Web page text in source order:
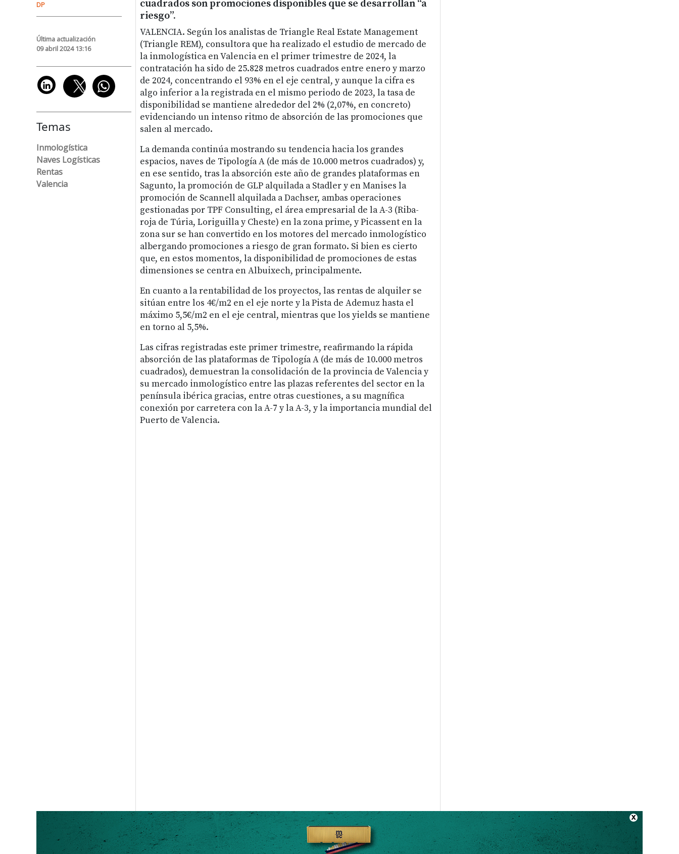
DP
Última actualización
09 abril 2024 13:16
Temas
Inmologística
Naves Logísticas
Rentas
Valencia
cuadrados son promociones disponibles que se desarrollan “a
riesgo”.
VALENCIA. Según los analistas de Triangle Real Estate Management
(Triangle REM), consultora que ha realizado el estudio de mercado de
la inmologística en Valencia en el primer trimestre de 2024, la
contratación ha sido de 25.828 metros cuadrados entre enero y marzo
de 2024, concentrando el 93% en el eje central, y aunque la cifra es
algo inferior a la registrada en el mismo periodo de 2023, la tasa de
disponibilidad se mantiene alrededor del 2% (2,07%, en concreto)
evidenciando un intenso ritmo de absorción de las promociones que
salen al mercado.
La demanda continúa mostrando su tendencia hacia los grandes
espacios, naves de Tipología A (de más de 10.000 metros cuadrados) y,
en ese sentido, tras la absorción este año de grandes plataformas en
Sagunto, la promoción de GLP alquilada a Stadler y en Manises la
promoción de Scannell alquilada a Dachser, ambas operaciones
gestionadas por TPF Consulting, el área empresarial de la A-3 (Riba-
roja de Túria, Loriguilla y Cheste) en la zona prime, y Picassent en la
zona sur se han convertido en los motores del mercado inmologístico
albergando promociones a riesgo de gran formato. Si bien es cierto
que, en estos momentos, la disponibilidad de promociones de estas
dimensiones se centra en Albuixech, principalmente.
En cuanto a la rentabilidad de los proyectos, las rentas de alquiler se
sitúan entre los 4€/m2 en el eje norte y la Pista de Ademuz hasta el
máximo 5,5€/m2 en el eje central, mientras que los yields se mantiene
en torno al 5,5%.
Las cifras registradas este primer trimestre, reafirmando la rápida
absorción de las plataformas de Tipología A (de más de 10.000 metros
cuadrados), demuestran la consolidación de la provincia de Valencia y
su mercado inmologístico entre las plazas referentes del sector en la
península ibérica gracias, entre otras cuestiones, a su magnífica
conexión por carretera con la A-7 y la A-3, y la importancia mundial del
Puerto de Valencia.